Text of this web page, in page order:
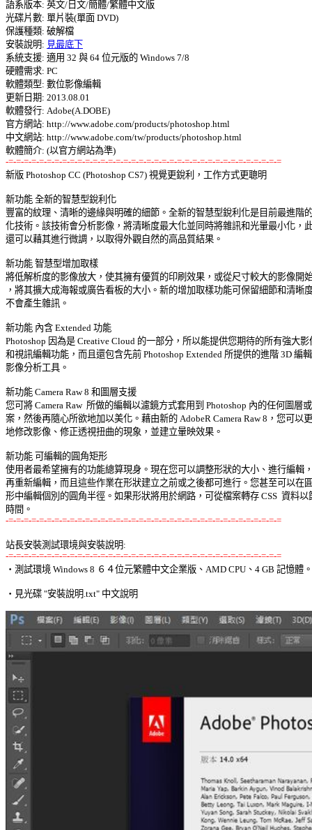
語系版本: 英文/日文/簡體/繁體中文版
光碟片數: 單片裝(單面 DVD)
保護種類: 破解檔
安裝說明: 見最底下
系統支援: 適用 32 與 64 位元版的 Windows 7/8
硬體需求: PC
軟體類型: 數位影像編輯
更新日期: 2013.08.01
軟體發行: Adobe(A.DOBE)
官方網站: http://www.adobe.com/products/photoshop.html
中文網站: http://www.adobe.com/tw/products/photoshop.html
-=-=-=-=-=-=-=-=-=-=-=-=-=-=-=-=-=-=-=-=-=-=-=-=-=-=-=-=-=-=-=-=-=-=-=-=
新版 Photoshop CC (Photoshop CS7) 視覺更銳利，工作方式更聰明
新功能 全新的智慧型銳利化
豐富的紋理、清晰的邊緣與明確的細節。全新的智慧型銳利化是目前最進階
化技術。該技術會分析影像，將清晰度最大化並同時將雜訊和光暈最小化，
還可以藉其進行微調，以取得外觀自然的高品質結果。
新功能 智慧型增加取樣
將低解析度的影像放大，使其擁有優質的印刷效果，或從尺寸較大的影像開
，將其擴大成海報或廣告看板的大小。新的增加取樣功能可保留細節和清晰
不會產生雜訊。
新功能 內含 Extended 功能
Photoshop 因為是 Creative Cloud 的一部分，所以能提供您期待的所有強大
和視訊編輯功能，而且還包含先前 Photoshop Extended 所提供的進階 3D 編
影像分析工具。
新功能 Camera Raw 8 和圖層支援
您可將 Camera Raw  所做的編輯以濾鏡方式套用到 Photoshop 內的任何圖層
案，然後再隨心所欲地加以美化。藉由新的 AdobeR Camera Raw 8，您可以
地修改影像、修正透視扭曲的現象，並建立暈映效果。
新功能 可編輯的圓角矩形
使用者最希望擁有的功能總算現身。現在您可以調整形狀的大小、進行編輯
再重新編輯，而且這些作業在形狀建立之前或之後都可進行。您甚至可以在
形中編輯個別的圓角半徑。如果形狀將用於網路，可從檔案轉存 CSS  資料
-=-=-=-=-=-=-=-=-=-=-=-=-=-=-=-=-=-=-=-=-=-=-=-=-=-=-=-=-=-=-=-=-=-=-=-=
站長安裝測試環境與安裝說明:
-=-=-=-=-=-=-=-=-=-=-=-=-=-=-=-=-=-=-=-=-=-=-=-=-=-=-=-=-=-=-=-=-=-=-=-=
‧測試環境 Windows 8 ６４位元繁體中文企業版、AMD CPU、4 GB 記憶體
‧見光碟 "安裝說明.txt" 中文說明